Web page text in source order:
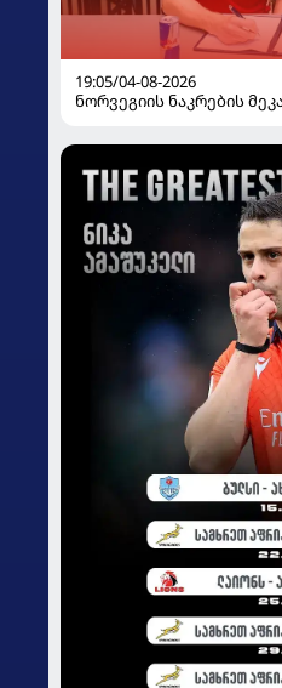
19:05/04-08-2026
ნორვეგიის ნაკრების